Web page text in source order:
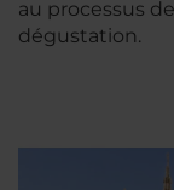
au processus
dégustation.